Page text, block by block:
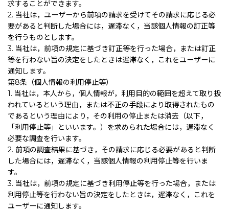
求することができます。
2. 当社は，ユーザーから前項の請求を受けてその請求に応じる必
要があると判断した場合には，遅滞なく，当該個人情報の訂正等
を行うものとします。
3. 当社は，前項の規定に基づき訂正等を行った場合，または訂正
等を行わない旨の決定をしたときは遅滞なく，これをユーザーに
通知します。
第8条（個人情報の利用停止等）
1. 当社は，本人から，個人情報が，利用目的の範囲を超えて取り扱
われているという理由，または不正の手段により取得されたもの
であるという理由により，その利用の停止または消去（以下，
「利用停止等」といいます。）を求められた場合には，遅滞なく
必要な調査を行います。
2. 前項の調査結果に基づき，その請求に応じる必要があると判断
した場合には，遅滞なく，当該個人情報の利用停止等を行いま
す。
3. 当社は，前項の規定に基づき利用停止等を行った場合，または
利用停止等を行わない旨の決定をしたときは，遅滞なく，これを
ユーザーに通知します。